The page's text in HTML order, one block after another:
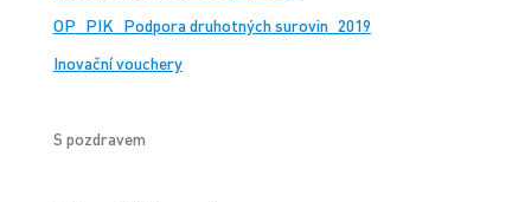
OP_PIK_Podpora druhotných surovin_2019
Inovační vouchery
S pozdravem